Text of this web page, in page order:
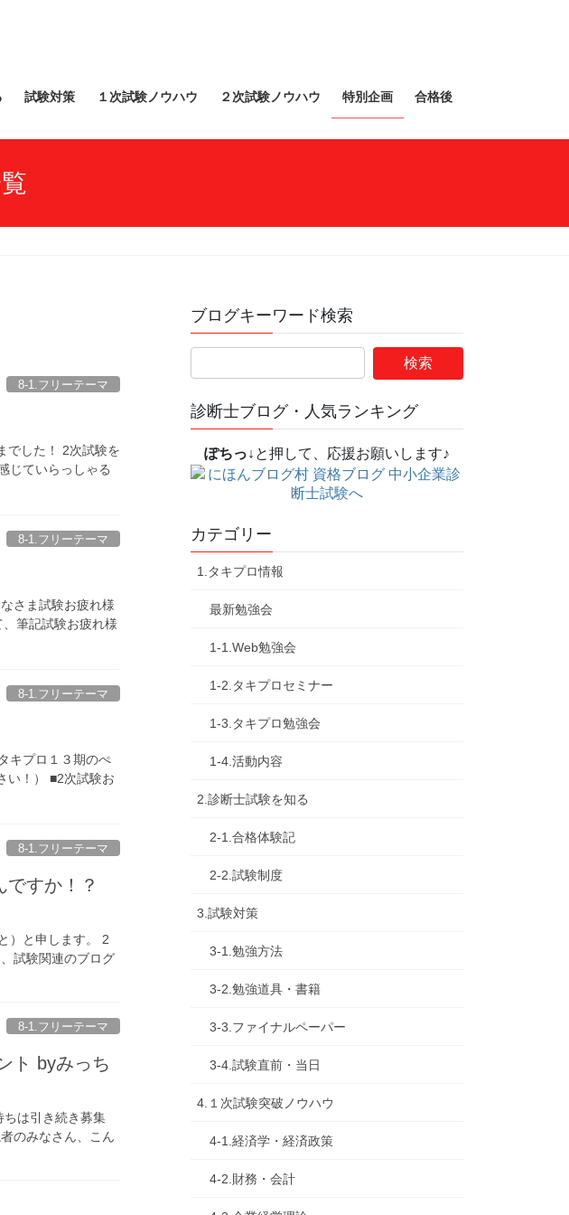
試験対策 １次試験ノウハウ ２次試験ノウハウ 特別企画 合格後
8-1.フリーテーマ
でした！ 2次試験を
じていらっしゃる
8-1.フリーテーマ
さま試験お疲れ様
筆記試験お疲れ様
8-1.フリーテーマ
キプロ１３期のぺ
い！） ■2次試験お
8-1.フリーテーマ
すか！？
）と申します。 2
試験関連のブログ
8-1.フリーテーマ
ト byみっち
は引き続き募集
ブログキーワード検索
診断士ブログ・人気ランキング
ぽちっ↓ と押して、応援お願いします♪
カテゴリー
1.タキプロ情報
最新勉強会
1-1.Web勉強会
1-2.タキプロセミナー
1-3.タキプロ勉強会
1-4.活動内容
2.診断士試験を知る
2-1.合格体験記
2-2.試験制度
3.試験対策
3-1.勉強方法
3-2.勉強道具・書籍
3-3.ファイナルペーパー
3-4.試験直前・当日
4.１次試験突破ノウハウ
4-1.経済学・経済政策
4-2.財務・会計